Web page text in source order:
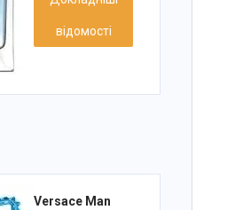
відомості
Versace Man